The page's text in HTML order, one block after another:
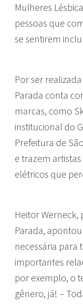
Mulheres
pessoas que
se sentirem
Por ser
Parada conta
marcas, como
institucional do
Prefeitura de
e trazem
elétricos que
Heitor
Parada,
necessária para
importantes
por exemplo, o
gênero, já! –